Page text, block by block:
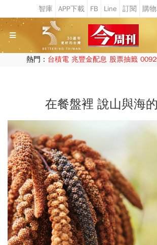
熱門： 台積電 兆豐金配息 股票抽籤
在餐盤裡 說山與海